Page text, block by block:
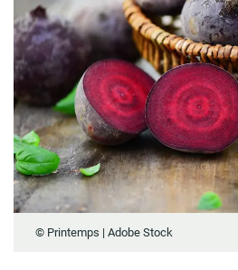
© Printemps | Adobe Stock